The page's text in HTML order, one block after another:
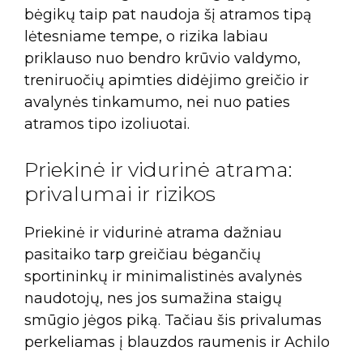
bėgikų taip pat naudoja šį atramos tipą
lėtesniame tempe, o rizika labiau
priklauso nuo bendro krūvio valdymo,
treniruočių apimties didėjimo greičio ir
avalynės tinkamumo, nei nuo paties
atramos tipo izoliuotai.
Priekinė ir vidurinė atrama:
privalumai ir rizikos
Priekinė ir vidurinė atrama dažniau
pasitaiko tarp greičiau bėgančių
sportininkų ir minimalistinės avalynės
naudotojų, nes jos sumažina staigų
smūgio jėgos piką. Tačiau šis privalumas
perkeliamas į blauzdos raumenis ir Achilo